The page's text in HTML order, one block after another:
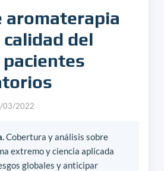
aromaterapia
del
03/2022
Cobertura y análisis sobre
extremo y ciencia aplicada
globales y anticipar